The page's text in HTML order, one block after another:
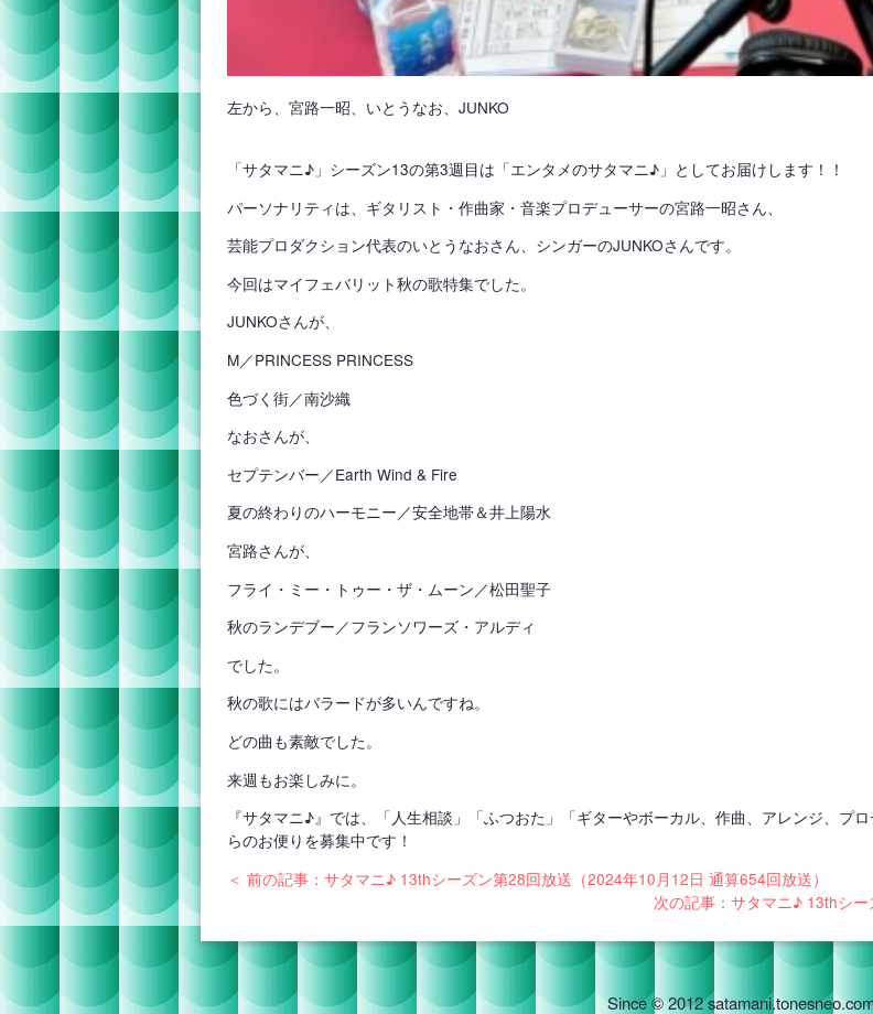
左から、宮路一昭、いとうなお、JUNKO
「サタマニ♪」シーズン13の第3週目は「エンタメのサタマニ♪」としてお届けします！！
パーソナリティは、ギタリスト・作曲家・音楽プロデューサーの宮路一昭さん、
芸能プロダクション代表のいとうなおさん、シンガーのJUNKOさんです。
今回はマイフェバリット秋の歌特集でした。
JUNKOさんが、
M／PRINCESS PRINCESS
色づく街／南沙織
なおさんが、
セプテンバー／Earth Wind & Fire
夏の終わりのハーモニー／安全地帯＆井上陽水
宮路さんが、
フライ・ミー・トゥー・ザ・ムーン／松田聖子
秋のランデブー／フランソワーズ・アルディ
でした。
秋の歌にはバラードが多いんですね。
どの曲も素敵でした。
来週もお楽しみに。
『サタマニ♪』では、「人生相談」「ふつおた」「ギターやボーカル、作曲、アレンジ、プ
らのお便りを募集中です！
＜ 前の記事：サタマニ♪ 13thシーズン第28回放送（2024年10月12日 通算654回放送）
次の記事：サタマニ♪ 13thシ
Since © 2012